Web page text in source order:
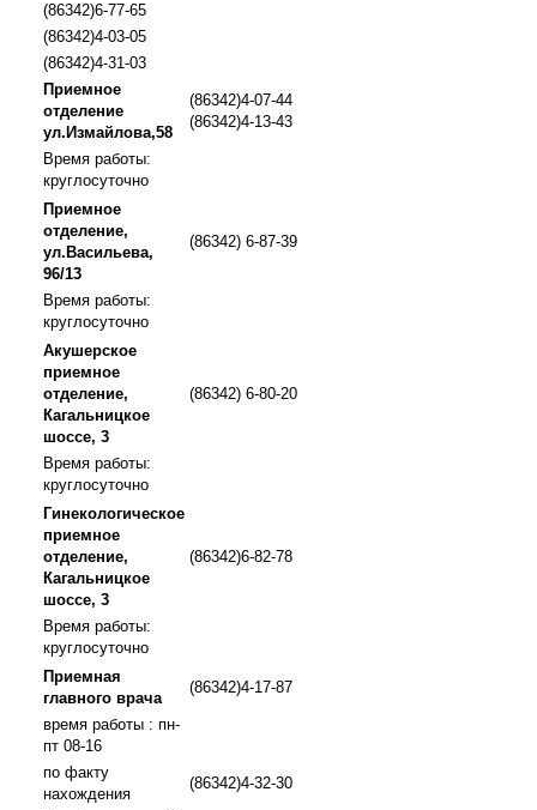
(86342)6-77-65
(86342)4-03-05
(86342)4-31-03
Приемное
отделение
ул.Измайлова,58
(86342)4-07-44
(86342)4-13-43
Время работы:
круглосуточно
Приемное
отделение,
ул.Васильева,
96/13
(86342) 6-87-39
Время работы:
круглосуточно
Акушерское
приемное
отделение,
Кагальницкое
шоссе, 3
(86342) 6-80-20
Время работы:
круглосуточно
Гинекологическое
приемное
отделение,
Кагальницкое
шоссе, 3
(86342)6-82-78
Время работы:
круглосуточно
Приемная
главного врача
(86342)4-17-87
время работы : пн-
пт 08-16
по факту
нахождения
(86342)4-32-30